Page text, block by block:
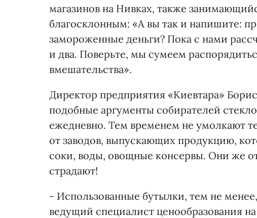
магазинов на Нивках, также
благосклонным: «А вы так и напишите:
замороженные деньги? Пока с нами
и два. Поверьте, мы сумеем
вмешательства».
Директор предприятия «Киевтара»
подобные аргументы собирателей
ежедневно. Тем временем не умолкают
от заводов, выпускающих продукцию,
соки, воды, овощные консервы. Они же
страдают!
- Использованные бутылки, тем не
ведущий специалист ценообразования